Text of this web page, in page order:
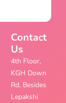
Contact
Us
4th Floor,
KGH Down
Rd, Besides
Lepakshi